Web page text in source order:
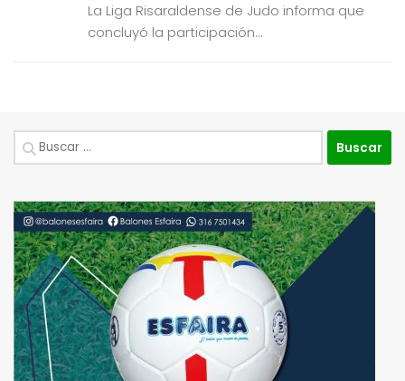
La Liga Risaraldense de Judo informa que
concluyó la participación...
Buscar: